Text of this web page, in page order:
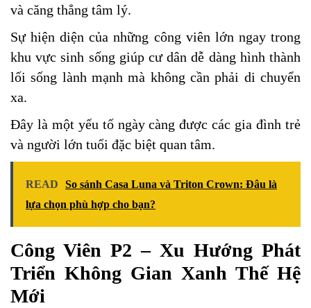
và căng thẳng tâm lý.
Sự hiện diện của những công viên lớn ngay trong
khu vực sinh sống giúp cư dân dễ dàng hình thành
lối sống lành mạnh mà không cần phải di chuyển
xa.
Đây là một yếu tố ngày càng được các gia đình trẻ
và người lớn tuổi đặc biệt quan tâm.
READ
So sánh Casa Luna và Triton Crown: Đâu là
lựa chọn phù hợp cho bạn?
Công Viên P2 – Xu Hướng Phát
Triển Không Gian Xanh Thế Hệ
Mới